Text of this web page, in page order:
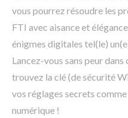
vous pourrez résoudre les
FTI avec aisance et
énigmes digitales tel(le)
Lancez-vous sans peur
trouvez la clé (de sécurité
vos réglages secrets
numérique !